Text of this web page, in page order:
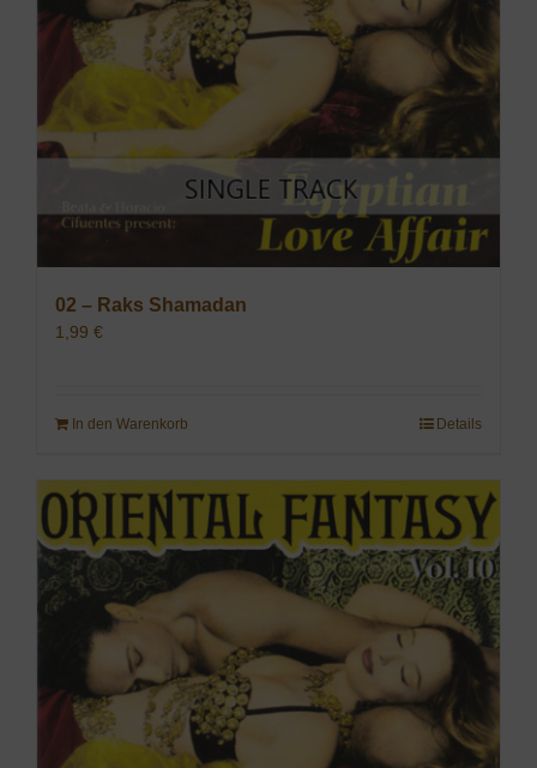
02 – Raks Shamadan
1,99 €
In den Warenkorb Details